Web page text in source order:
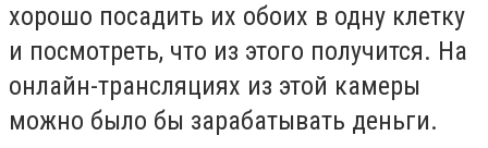
хорошо посадить их обоих в одну клетку
и посмотреть, что из этого получится. На
онлайн-трансляциях из этой камеры
можно было бы зарабатывать деньги.